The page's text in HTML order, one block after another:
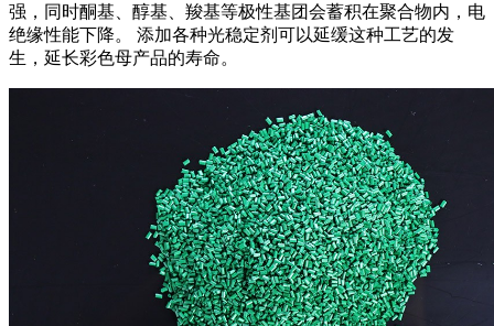
强，同时酮基、醇基、羧基等极性基团会蓄积在聚合物内，电
绝缘性能下降。 添加各种光稳定剂可以延缓这种工艺的发
生，延长彩色母产品的寿命。